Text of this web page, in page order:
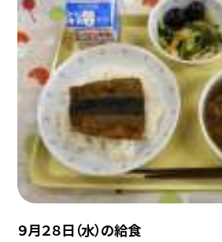
９月２８日（水）の給食